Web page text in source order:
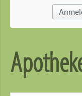
Impressum